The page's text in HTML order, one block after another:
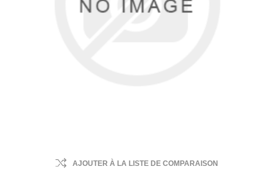
AJOUTER À LA LISTE DE COMPARAISON